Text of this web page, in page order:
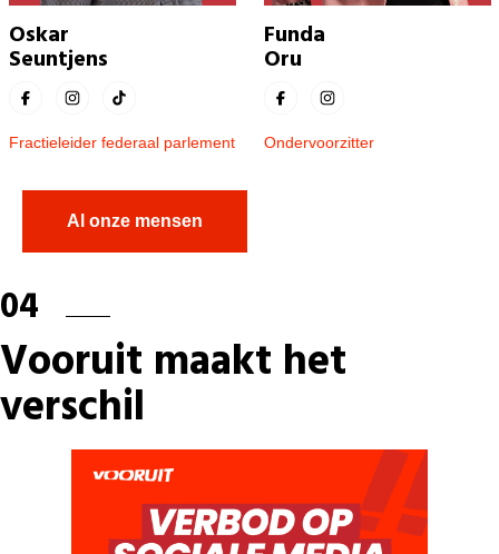
Oskar
Seuntjens
Fractieleider federaal parlement
Funda
Oru
Ondervoorzitter
Al onze mensen
04
Vooruit maakt het
verschil